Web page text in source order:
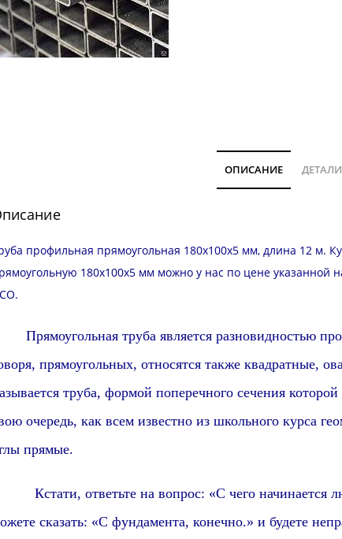
ОПИСАНИЕ ДЕТАЛИ
профильная прямоугольная 180х100х5 мм, длина 12 м.
180х100х5 мм можно у нас по цене указанной
.
Прямоугольная труба является разновидностью
прямоугольных, относятся также квадратные,
труба, формой поперечного сечения
очередь, как всем известно из школьного курса
прямые.
ответьте на вопрос: «С чего начинается
сказать: «С фундамента, конечно.» и будете